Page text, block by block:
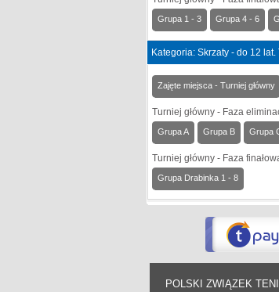
Grupa 1 - 3 Grupa 4 - 6
Kategoria: Skrzaty - do 12
Zajęte miejsca - Turniej główny
Turniej główny - Faza
Grupa A Grupa B Grupa
Turniej główny - Faza
Grupa Drabinka 1 - 8
POLSKI ZWIĄZEK